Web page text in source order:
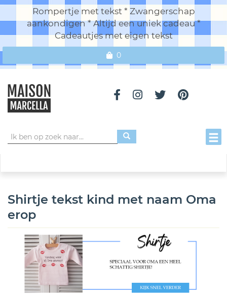
Rompertje met tekst * Zwangerschap
aankondigen * Altijd een uniek cadeau *
Cadeautjes met eigen tekst
0
Shirtje tekst kind met naam Oma
erop